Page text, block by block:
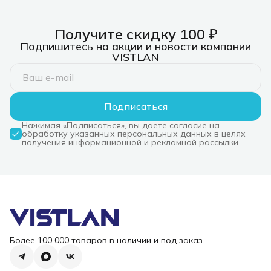
Получите скидку 100 ₽
Подпишитесь на акции и новости компании
VISTLAN
Подписаться
Нажимая «Подписаться», вы даете согласие на
обработку указанных персональных данных в целях
получения информационной и рекламной рассылки
Более 100 000 товаров в наличии и под заказ